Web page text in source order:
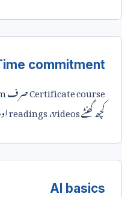
commitment
Certificate courseصرف
کچھ گھنٹےvideos،readings
AI basics